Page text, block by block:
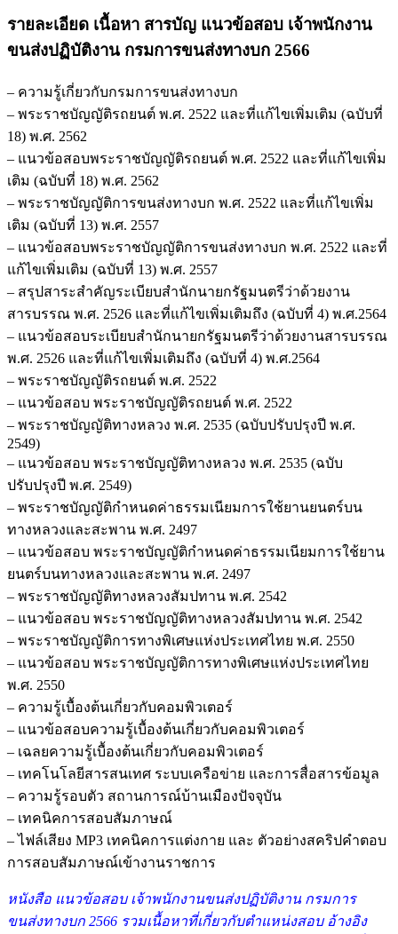
รายละเอียด เนื้อหา สารบัญ แนวข้อสอบ เจ้าพนักงาน
ขนส่งปฏิบัติงาน กรมการขนส่งทางบก 2566
– ความรู้เกี่ยวกับกรมการขนส่งทางบก
– พระราชบัญญัติรถยนต์ พ.ศ. 2522 และที่แก้ไขเพิ่มเติม (ฉบับที่
18) พ.ศ. 2562
– แนวข้อสอบพระราชบัญญัติรถยนต์ พ.ศ. 2522 และที่แก้ไขเพิ่ม
เติม (ฉบับที่ 18) พ.ศ. 2562
– พระราชบัญญัติการขนส่งทางบก พ.ศ. 2522 และที่แก้ไขเพิ่ม
เติม (ฉบับที่ 13) พ.ศ. 2557
– แนวข้อสอบพระราชบัญญัติการขนส่งทางบก พ.ศ. 2522 และที่
แก้ไขเพิ่มเติม (ฉบับที่ 13) พ.ศ. 2557
– สรุปสาระสำคัญระเบียบสำนักนายกรัฐมนตรีว่าด้วยงาน
สารบรรณ พ.ศ. 2526 และที่แก้ไขเพิ่มเติมถึง (ฉบับที่ 4) พ.ศ.2564
– แนวข้อสอบระเบียบสำนักนายกรัฐมนตรีว่าด้วยงานสารบรรณ
พ.ศ. 2526 และที่แก้ไขเพิ่มเติมถึง (ฉบับที่ 4) พ.ศ.2564
– พระราชบัญญัติรถยนต์ พ.ศ. 2522
– แนวข้อสอบ พระราชบัญญัติรถยนต์ พ.ศ. 2522
– พระราชบัญญัติทางหลวง พ.ศ. 2535 (ฉบับปรับปรุงปี พ.ศ.
2549)
– แนวข้อสอบ พระราชบัญญัติทางหลวง พ.ศ. 2535 (ฉบับ
ปรับปรุงปี พ.ศ. 2549)
– พระราชบัญญัติกำหนดค่าธรรมเนียมการใช้ยานยนตร์บน
ทางหลวงและสะพาน พ.ศ. 2497
– แนวข้อสอบ พระราชบัญญัติกำหนดค่าธรรมเนียมการใช้ยาน
ยนตร์บนทางหลวงและสะพาน พ.ศ. 2497
– พระราชบัญญัติทางหลวงสัมปทาน พ.ศ. 2542
– แนวข้อสอบ พระราชบัญญัติทางหลวงสัมปทาน พ.ศ. 2542
– พระราชบัญญัติการทางพิเศษแห่งประเทศไทย พ.ศ. 2550
– แนวข้อสอบ พระราชบัญญัติการทางพิเศษแห่งประเทศไทย
พ.ศ. 2550
– ความรู้เบื้องต้นเกี่ยวกับคอมพิวเตอร์
– แนวข้อสอบความรู้เบื้องต้นเกี่ยวกับคอมพิวเตอร์
– เฉลยความรู้เบื้องต้นเกี่ยวกับคอมพิวเตอร์
– เทคโนโลยีสารสนเทศ ระบบเครือข่าย และการสื่อสารข้อมูล
– ความรู้รอบตัว สถานการณ์บ้านเมืองปัจจุบัน
– เทคนิคการสอบสัมภาษณ์
– ไฟล์เสียง MP3 เทคนิคการแต่งกาย และ ตัวอย่างสคริปคำตอบ
การสอบสัมภาษณ์เข้างานราชการ
หนังสือ แนวข้อสอบ เจ้าพนักงานขนส่งปฏิบัติงาน กรมการ
ขนส่งทางบก 2566 รวมเนื้อหาที่เกี่ยวกับตำแหน่งสอบ อ้างอิง